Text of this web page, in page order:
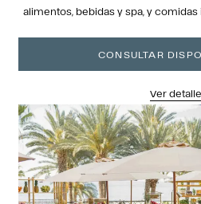
alimentos, bebidas y spa, y comidas
CONSULTAR
Ver